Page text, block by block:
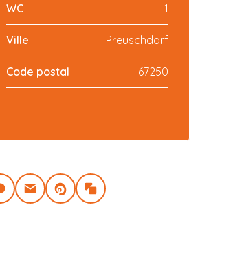
WC 1
Ville Preuschdorf
Code postal 67250